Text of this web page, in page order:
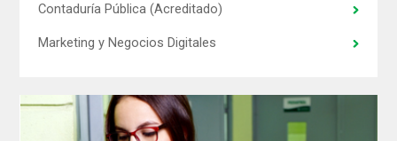
Contaduría Pública (Acreditado)
Marketing y Negocios Digitales